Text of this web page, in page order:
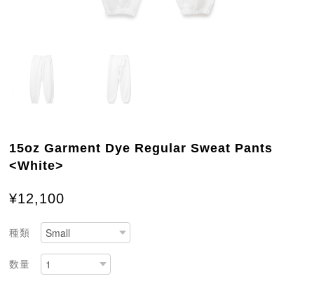
15oz Garment Dye Regular Sweat Pants
<White>
¥12,100
種類
数量